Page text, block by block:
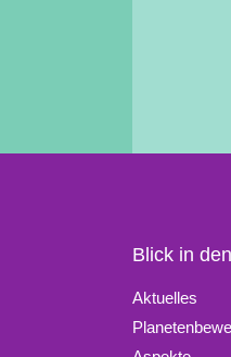
Blick in
Aktuelles